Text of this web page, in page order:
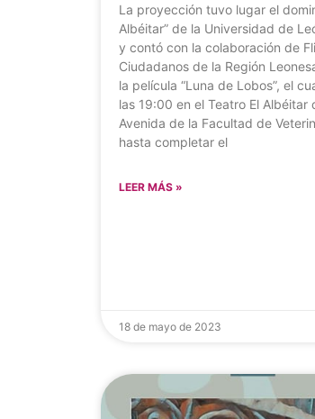
La proyección tuvo lugar el
Albéitar” de la Universidad de
y contó con la colaboración de
Ciudadanos de la Región
la película “Luna de Lobos”, el
las 19:00 en el Teatro El
Avenida de la Facultad de
hasta completar el
LEER MÁS »
18 de mayo de 2023